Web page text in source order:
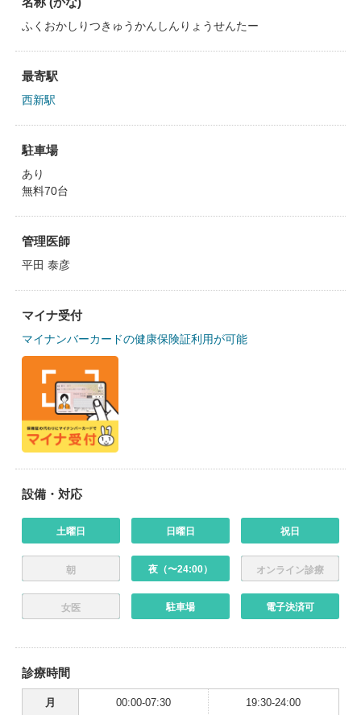
ふくおかしりつきゅうかんしんりょうせんたー
最寄駅
西新駅
駐車場
あり
無料70台
管理医師
平田 泰彦
マイナ受付
マイナンバーカードの健康保険証利用が可能
設備・対応
土曜日 日曜日 祝日
朝 夜（〜24:00） オンライン診療
女医 駐車場 電子決済可
診療時間
月 00:00-07:30 19:30-24:00